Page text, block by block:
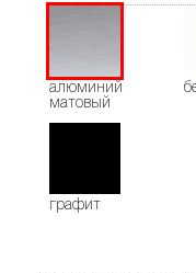
алюминий
матовый
графит